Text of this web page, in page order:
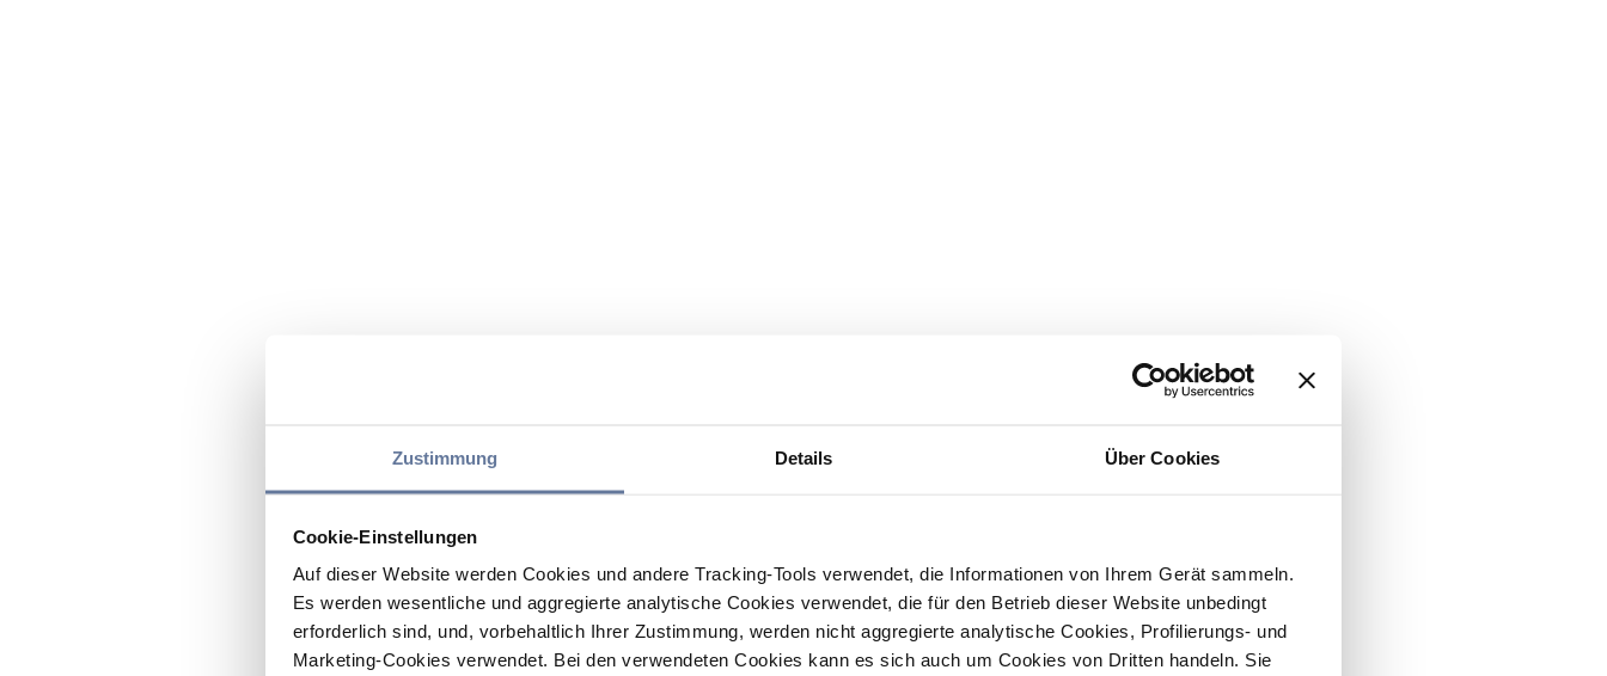
Zustimmung Details Über Cookies
Cookie-Einstellungen
Auf dieser Website werden Cookies und andere Tracking-Tools verwendet, die Informationen von Ihrem Gerät sammeln.
Es werden wesentliche und aggregierte analytische Cookies verwendet, die für den Betrieb dieser Website unbedingt
erforderlich sind, und, vorbehaltlich Ihrer Zustimmung, werden nicht aggregierte analytische Cookies, Profilierungs- und
Marketing-Cookies verwendet. Bei den verwendeten Cookies kann es sich auch um Cookies von Dritten handeln. Sie